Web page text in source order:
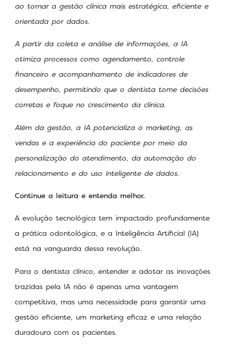
ao tornar a gestão clínica mais estratégica, eficiente e
orientada por dados.
A partir da coleta e análise de informações, a IA
otimiza processos como agendamento, controle
financeiro e acompanhamento de indicadores de
desempenho, permitindo que o dentista tome decisões
corretas e foque no crescimento da clínica.
Além da gestão, a IA potencializa o marketing, as
vendas e a experiência do paciente por meio da
personalização do atendimento, da automação do
relacionamento e do uso inteligente de dados.
Continue a leitura e entenda melhor.
A evolução tecnológica tem impactado profundamente
a prática odontológica, e a Inteligência Artificial (IA)
está na vanguarda dessa revolução.
Para o dentista clínico, entender e adotar as inovações
trazidas pela IA não é apenas uma vantagem
competitiva, mas uma necessidade para garantir uma
gestão eficiente, um marketing eficaz e uma relação
duradoura com os pacientes.